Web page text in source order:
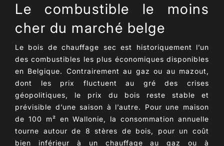
Le combustible le moins
cher du marché belge
Le bois de chauffage sec est historiquement l’un
des combustibles les plus économiques disponibles
en Belgique. Contrairement au gaz ou au mazout,
dont les prix fluctuent au gré des crises
géopolitiques, le prix du bois reste stable et
prévisible d’une saison à l’autre. Pour une maison
de 100 m² en Wallonie, la consommation annuelle
tourne autour de 8 stères de bois, pour un coût
bien inférieur à un chauffage au gaz ou à